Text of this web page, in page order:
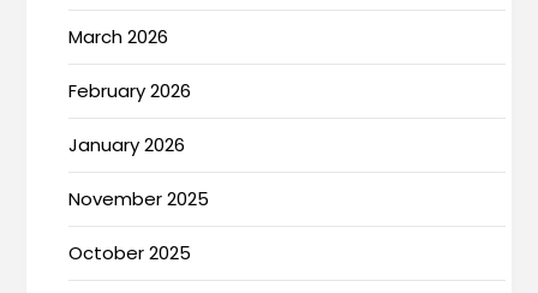
March 2026
February 2026
January 2026
November 2025
October 2025